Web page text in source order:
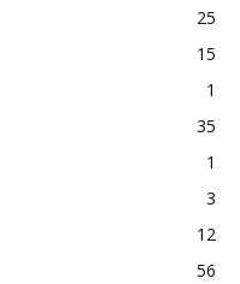
25
15
1
35
1
3
12
56